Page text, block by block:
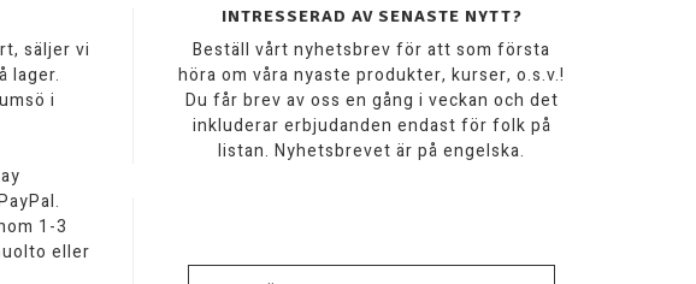
säljer vi
lager.
i
1-3
eller
INTRESSERAD AV SENASTE NYTT?
Beställ vårt nyhetsbrev för att som första
höra om våra nyaste produkter, kurser, o.s.v.!
Du får brev av oss en gång i veckan och det
inkluderar erbjudanden endast för folk på
listan. Nyhetsbrevet är på engelska.